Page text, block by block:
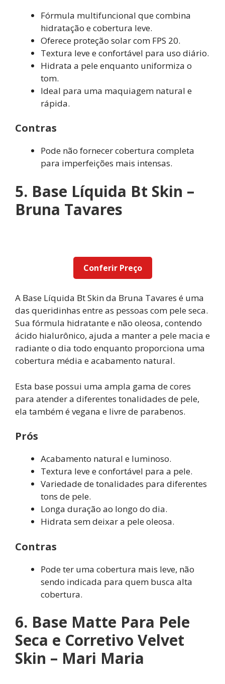
Fórmula multifuncional que combina
hidratação e cobertura leve.
Oferece proteção solar com FPS 20.
Textura leve e confortável para uso diário.
Hidrata a pele enquanto uniformiza o
tom.
Ideal para uma maquiagem natural e
rápida.
Contras
Pode não fornecer cobertura completa
para imperfeições mais intensas.
5. Base Líquida Bt Skin –
Bruna Tavares
Conferir Preço
A Base Líquida Bt Skin da Bruna Tavares é uma
das queridinhas entre as pessoas com pele seca.
Sua fórmula hidratante e não oleosa, contendo
ácido hialurônico, ajuda a manter a pele macia e
radiante o dia todo enquanto proporciona uma
cobertura média e acabamento natural.
Esta base possui uma ampla gama de cores
para atender a diferentes tonalidades de pele,
ela também é vegana e livre de parabenos.
Prós
Acabamento natural e luminoso.
Textura leve e confortável para a pele.
Variedade de tonalidades para diferentes
tons de pele.
Longa duração ao longo do dia.
Hidrata sem deixar a pele oleosa.
Contras
Pode ter uma cobertura mais leve, não
sendo indicada para quem busca alta
cobertura.
6. Base Matte Para Pele
Seca e Corretivo Velvet
Skin – Mari Maria